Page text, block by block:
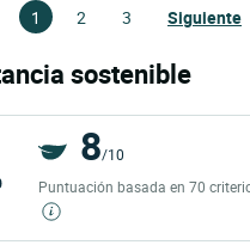
1 2 3 Siguiente
sostenible
8/10
Puntuación basada en 70